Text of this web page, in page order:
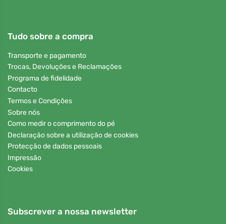
Tudo sobre a compra
Transporte e pagamento
Trocas, Devoluções e Reclamações
Programa de fidelidade
Contacto
Termos e Condições
Sobre nós
Como medir o comprimento do pé
Declaração sobre a utilização de cookies
Protecção de dados pessoais
Impressão
Cookies
Subscrever a nossa newsletter